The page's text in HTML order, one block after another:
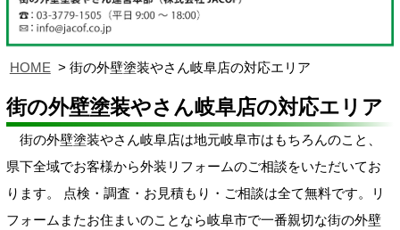
HOME 街の外壁塗装やさん岐阜店の対応エリア
街の外壁塗装やさん岐阜店の対応エリア
街の外壁塗装やさん岐阜店は地元岐阜市はもちろんのこと、
県下全域でお客様から外装リフォームのご相談をいただいてお
ります。 点検・調査・お見積もり・ご相談は全て無料です。リ
フォームまたお住まいのことなら岐阜市で一番親切な街の外壁